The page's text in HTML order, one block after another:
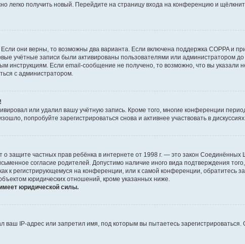
легко получить новый. Перейдите на страницу входа на конференцию и
они верны, то возможны два варианта. Если включена поддержка COPPA и
учётные записи были активированы пользователями или администратором
инструкциям. Если email-сообщение не получено, то возможно, что вы
с администратором.
или удалил вашу учётную запись. Кроме того, многие конференции
попробуйте зарегистрироваться снова и активнее участвовать в дискуссиях.
о защите частных прав ребёнка в интернете от 1998 г. — это закон
согласие родителей. Допустимо наличие иного вида подтверждения
к регистрирующемуся на конференции, или к самой конференции, обратитесь
юридических отношений, кроме указанных ниже.
юридической силы.
IP-адрес или запретил имя, под которым вы пытаетесь